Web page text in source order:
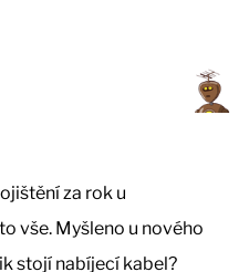
za rok u
vše. Myšleno u nového
stojí nabíjecí kabel?